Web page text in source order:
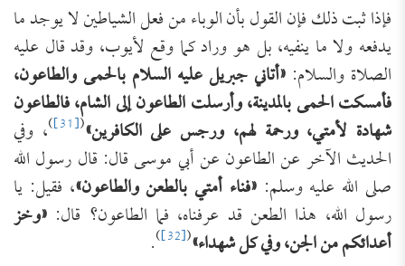
فإذا ثبت ذلك فإن القول بأن الوباء من فعل الشياطين لا يوجد ما
يدفعه ولا ما ينفيه، بل هو وراد كما وقع لأيوب، وقد قال عليه
الصلاة والسلام: «أتاني جبريل عليه السلام بالحمى والطاعون،
فأمسكت الحمى بالمدينة، وأرسلت الطاعون إلى الشام، فالطاعون
شهادة لأمتي، ورحمة لهم، ورجس على الكافرين»(
[31]
)، وفي
الحديث الآخر عن الطاعون عن أبي موسى قال: قال رسول الله
صلى الله عليه وسلم:«فناء أمتي بالطعن والطاعون»، فقيل: يا
رسول الله، هذا الطعن قد عرفناه، فما الطاعون؟ قال: «وخز
أعدائكم من الجن،وفي كل شهداء»(
[32]
)
.